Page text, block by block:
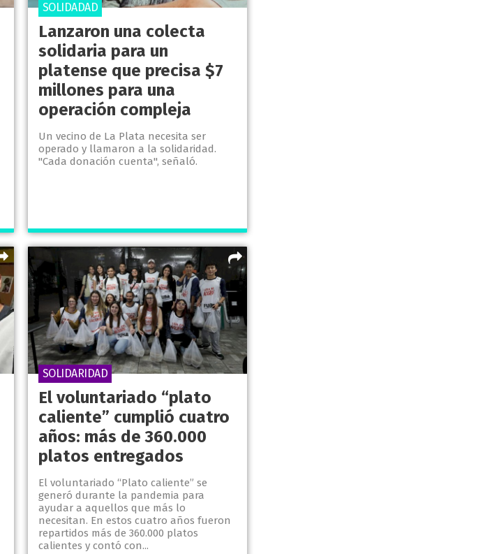
Lanzaron una colecta
solidaria para un
platense que precisa $7
millones para una
operación compleja
Un vecino de La Plata necesita ser
operado y llamaron a la solidaridad.
"Cada donación cuenta", señaló.
SOLIDADAD
El voluntariado “plato
caliente” cumplió cuatro
años: más de 360.000
platos entregados
El voluntariado “Plato caliente” se
generó durante la pandemia para
ayudar a aquellos que más lo
necesitan. En estos cuatro años fueron
repartidos más de 360.000 platos
calientes y contó con...
SOLIDARIDAD